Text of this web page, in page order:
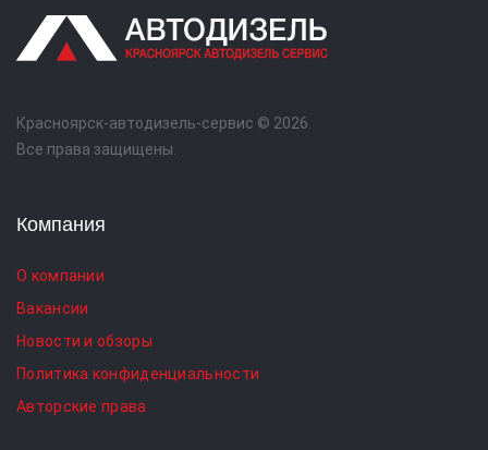
Красноярск-автодизель-сервис © 2026.
Все права защищены.
Компания
О компании
Вакансии
Новости и обзоры
Политика конфиденциальности
Авторские права